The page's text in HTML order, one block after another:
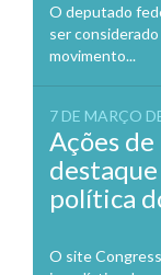
O deputado
ser
movimento...
7 DE MARÇO
Ações
política
O site